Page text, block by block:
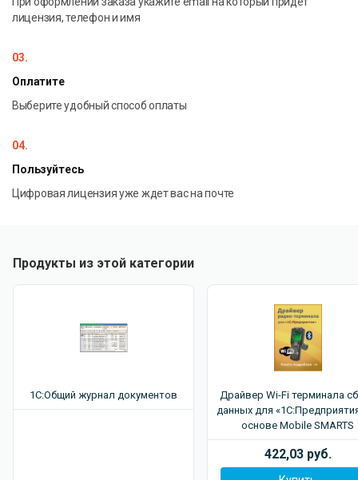
Регулярные обновления в соответствии с новыми
тарифа
Перед покупкой вы можете:
Бесплатно протестировать решение на своем сервере
Базовый комплект включает:
Полные правила конвертации данных (КД 2)
Подробную инструкцию по выполнению миграции
лицензия, телефон и имя
03.
Оплатите
Выберите удобный способ оплаты
04.
Пользуйтесь
Цифровая лицензия уже ждет вас на почте
Продукты из этой категории
1С:Общий журнал документов
Драйвер Wi-Fi терминала
данных для
основе Mobile SMARTS
422,03 руб.